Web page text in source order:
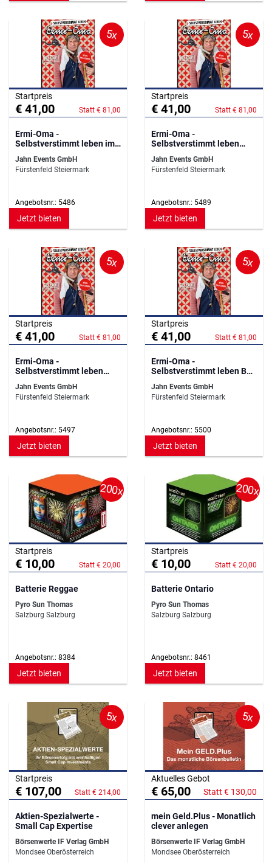
5x
Startpreis
€ 41,00 Statt € 81,00
Ermi-Oma -
Selbstverstimmt leben im
Jahn Events GmbH
Fürstenfeld Steiermark
Angebotsnr.: 5486
Jetzt bieten
5x
Startpreis
€ 41,00 Statt € 81,00
Ermi-Oma -
Selbstverstimmt leben
Jahn Events GmbH
Fürstenfeld Steiermark
Angebotsnr.: 5489
Jetzt bieten
5x
Startpreis
€ 41,00 Statt € 81,00
Ermi-Oma -
Selbstverstimmt leben
Jahn Events GmbH
Fürstenfeld Steiermark
Angebotsnr.: 5497
Jetzt bieten
5x
Startpreis
€ 41,00 Statt € 81,00
Ermi-Oma -
Selbstverstimmt leben Bad
Jahn Events GmbH
Fürstenfeld Steiermark
Angebotsnr.: 5500
Jetzt bieten
200x
Startpreis
€ 10,00 Statt € 20,00
Batterie Reggae
Pyro Sun Thomas
Salzburg Salzburg
Angebotsnr.: 8384
Jetzt bieten
200x
Startpreis
€ 10,00 Statt € 20,00
Batterie Ontario
Pyro Sun Thomas
Salzburg Salzburg
Angebotsnr.: 8461
Jetzt bieten
5x
Startpreis
€ 107,00 Statt € 214,00
Aktien-Spezialwerte -
Small Cap Expertise
Börsenwerte IF Verlag GmbH
Mondsee Oberösterreich
5x
Aktuelles Gebot
€ 65,00 Statt € 130,00
mein Geld.Plus - Monatlich
clever anlegen
Börsenwerte IF Verlag GmbH
Mondsee Oberösterreich